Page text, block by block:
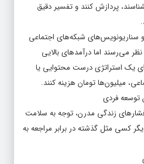
پردازش کنند و تفسیر دقیق
سناریونویس‌های شبکه‌های اجتماعی
می‌رسند اما درآمدهای بالایی
یک استراتژی درست محتوایی یا
میلیون‌ها تومان هزینه کنند.
فردی
زندگی مدرن، توجه به سلامت
کسی مثل گذشته در برابر مراجعه به